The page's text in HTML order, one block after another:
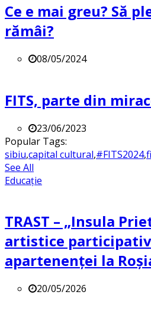
Ce e mai greu? Să
rămâi?
08/05/2024
FITS, parte din
23/06/2023
Popular Tags:
sibiu,capital cultural,#FITS2024,
See All
Educație
TRAST – „Insula
artistice
apartenenței la
20/05/2026